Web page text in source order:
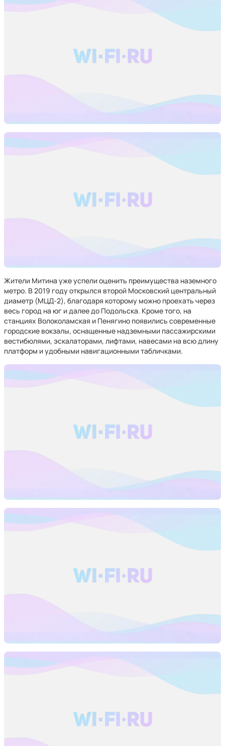
Жители Митина уже успели оценить преимущества наземного
метро. В 2019 году открылся второй Московский центральный
диаметр (МЦД-2), благодаря которому можно проехать через
весь город на юг и далее до Подольска. Кроме того, на
станциях Волоколамская и Пенягино появились современные
городские вокзалы, оснащенные надземными пассажирскими
вестибюлями, эскалаторами, лифтами, навесами на всю длину
платформ и удобными навигационными табличками.